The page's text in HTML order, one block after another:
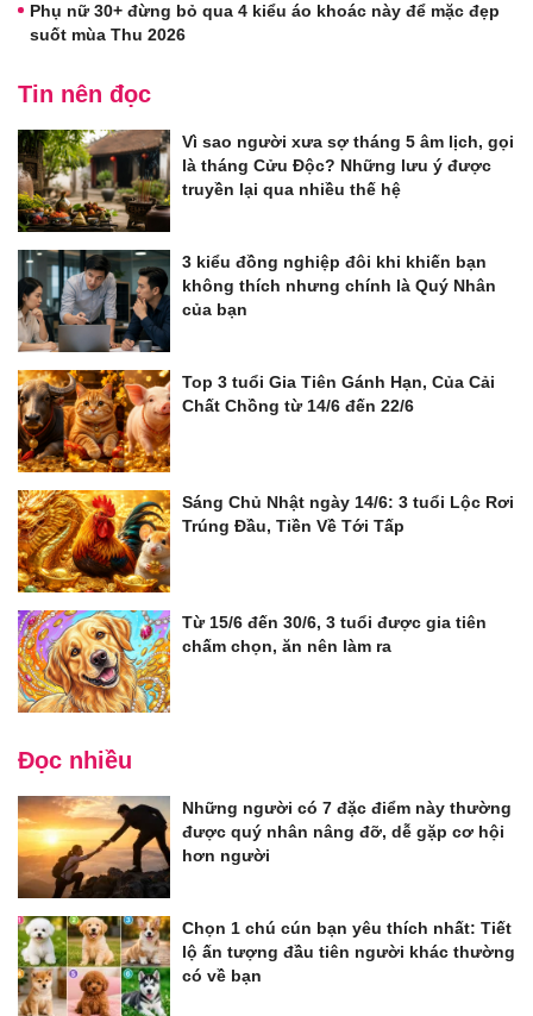
Phụ nữ 30+ đừng bỏ qua 4 kiểu áo khoác này để mặc đẹp
suốt mùa Thu 2026
Tin nên đọc
Vì sao người xưa sợ tháng 5 âm lịch, gọi
là tháng Cửu Độc? Những lưu ý được
truyền lại qua nhiều thế hệ
3 kiểu đồng nghiệp đôi khi khiến bạn
không thích nhưng chính là Quý Nhân
của bạn
Top 3 tuổi Gia Tiên Gánh Hạn, Của Cải
Chất Chồng từ 14/6 đến 22/6
Sáng Chủ Nhật ngày 14/6: 3 tuổi Lộc Rơi
Trúng Đầu, Tiền Về Tới Tấp
Từ 15/6 đến 30/6, 3 tuổi được gia tiên
chấm chọn, ăn nên làm ra
Đọc nhiều
Những người có 7 đặc điểm này thường
được quý nhân nâng đỡ, dễ gặp cơ hội
hơn người
Chọn 1 chú cún bạn yêu thích nhất: Tiết
lộ ấn tượng đầu tiên người khác thường
có về bạn